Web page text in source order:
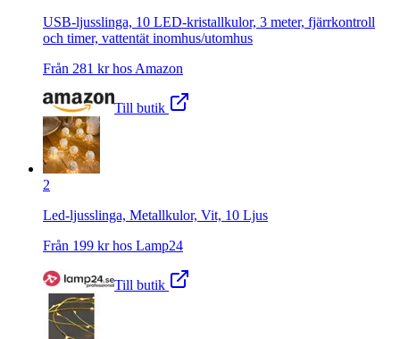
USB-ljusslinga, 10 LED-kristallkulor, 3 meter, fjärrkontroll
och timer, vattentät inomhus/utomhus
Från 281 kr hos Amazon
Till butik
2
Led-ljusslinga, Metallkulor, Vit, 10 Ljus
Från 199 kr hos Lamp24
Till butik